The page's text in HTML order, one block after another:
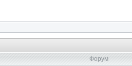
Форум